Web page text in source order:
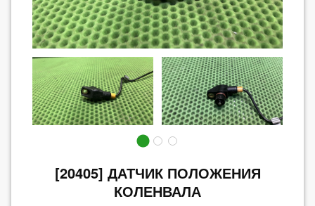
[20405] ДАТЧИК ПОЛОЖЕНИЯ
КОЛЕНВАЛА